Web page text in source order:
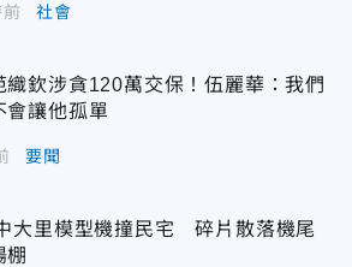
社會
織欽涉貪120萬交保！伍麗華：我們
會讓他孤單
要聞
大里模型機撞民宅 碎片散落機尾
棚